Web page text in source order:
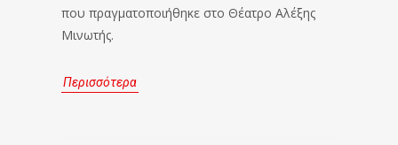
που πραγματοποιήθηκε στο Θέατρο Αλέξης
Μινωτής.
Περισσότερα